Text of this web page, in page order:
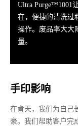
Ultra Purge™1001
在，便捷的清洗过
操作。废品率大大
量。
手印影响
在肯天，我们为自己
豪。我们帮助客户完